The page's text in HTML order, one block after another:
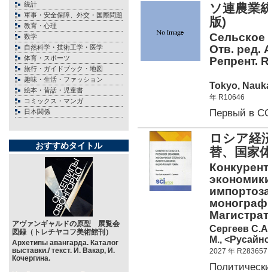
統計
軍事・安全保障、外交・国際問題
教育・心理
数学
自然科学・技術工学・医学
体育・スポーツ
旅行・ガイドブック・地図
趣味・生活・ファッション
絵本・昔話・児童書
コミックス・マンガ
日本関係
おすすめタイトル
アヴァンギャルドの原型 展覧会
図録（トレチヤコフ美術館刊）
Архетипы авангарда. Каталог
выставки./ текст. И. Вакар, И.
Кочергина.
ソ連農
版)
Сельское
Отв. ред.
Репрент.
Tokyo,
年 R10646
Первый в
ロシア経
替、国
Сергеев
М.,
2027 年 R283657